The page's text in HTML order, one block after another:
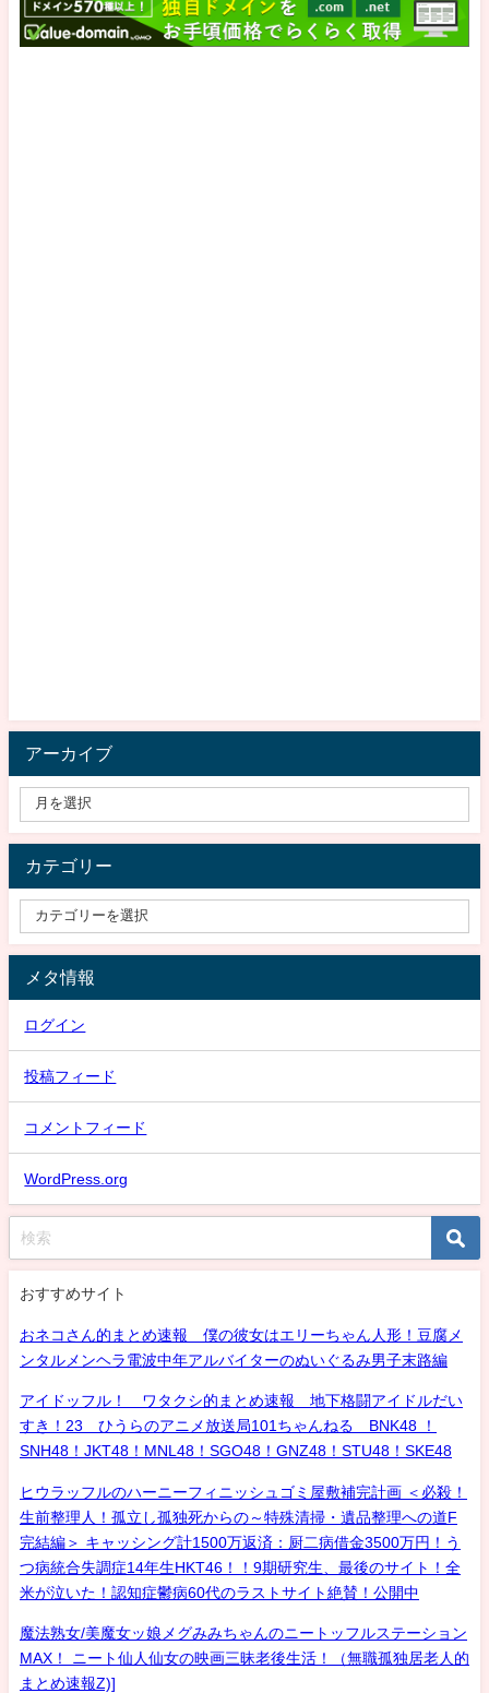
アーカイブ
カテゴリー
メタ情報
ログイン
投稿フィード
コメントフィード
WordPress.org
おすすめサイト
おネコさん的まとめ速報 僕の彼女はエリーちゃん人形！豆腐メ
ンタルメンヘラ電波中年アルバイターのぬいぐるみ男子末路編
アイドッフル！ ワタクシ的まとめ速報 地下格闘アイドルだい
すき！23 ひうらのアニメ放送局101ちゃんねる BNK48 ！
SNH48！JKT48！MNL48！SGO48！GNZ48！STU48！SKE48
ヒウラッフルのハーニーフィニッシュゴミ屋敷補完計画 ＜必殺！
生前整理人！孤立し孤独死からの～特殊清掃・遺品整理への道F
完結編＞ キャッシング計1500万返済：厨二病借金3500万円！う
つ病統合失調症14年生HKT46！！9期研究生、最後のサイト！全
米が泣いた！認知症鬱病60代のラストサイト絶賛！公開中
魔法熟女/美魔女ッ娘メグみみちゃんのニートッフルステーション
MAX！ ニート仙人仙女の映画三昧老後生活！（無職孤独居老人的
まとめ速報Z)]